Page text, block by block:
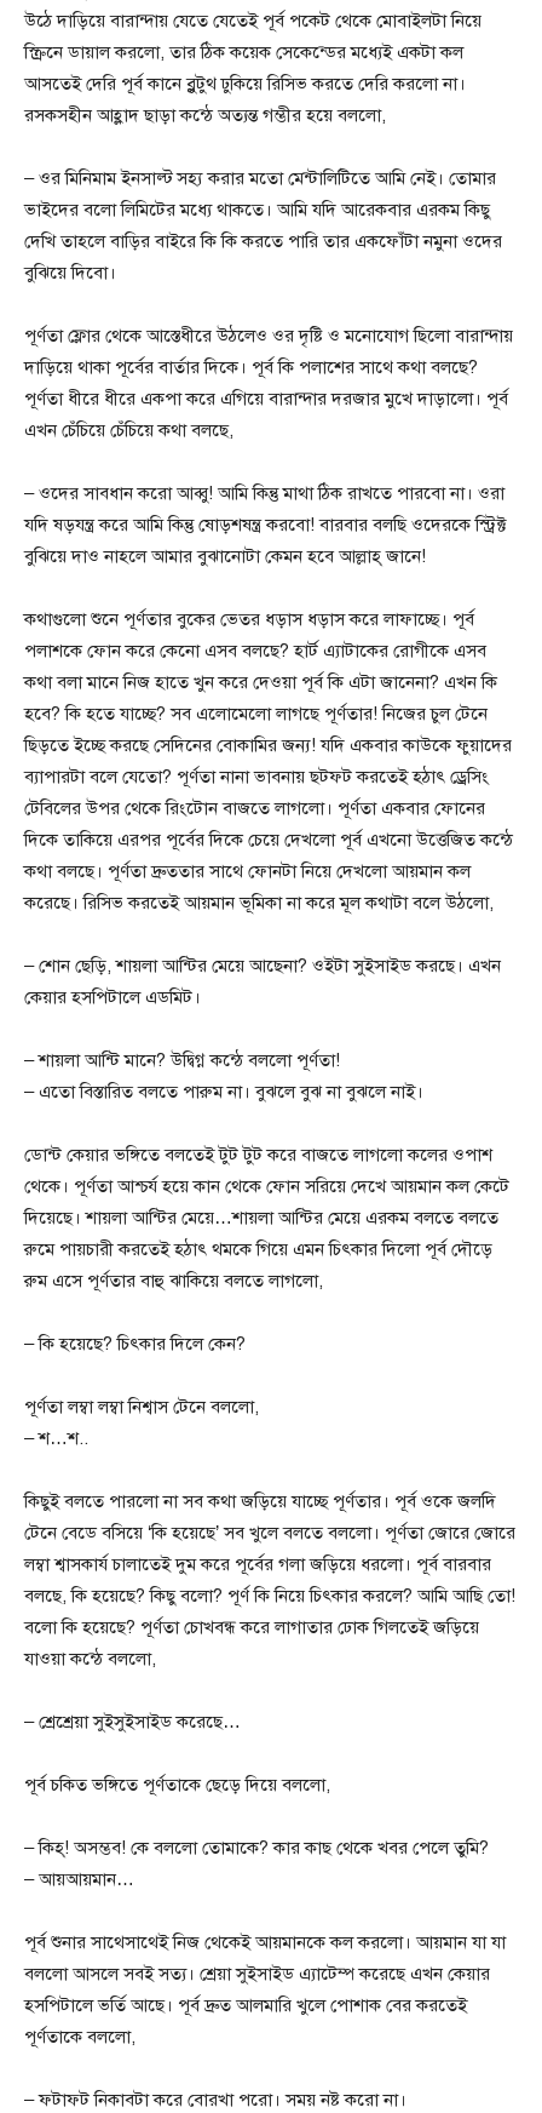
উঠে দাড়িয়ে বারান্দায় যেতে যেতেই পূর্ব পকেট থেকে মোবাইলটা নিয়ে
স্ক্রিনে ডায়াল করলো, তার ঠিক কয়েক সেকেন্ডের মধ্যেই একটা কল
আসতেই দেরি পূর্ব কানে ব্লুটুথ ঢুকিয়ে রিসিভ করতে দেরি করলো না।
রসকসহীন আহ্লাদ ছাড়া কন্ঠে অত্যন্ত গম্ভীর হয়ে বললো,
– ওর মিনিমাম ইনসাল্ট সহ্য করার মতো মেন্টালিটিতে আমি নেই। তোমার
ভাইদের বলো লিমিটের মধ্যে থাকতে। আমি যদি আরেকবার এরকম কিছু
দেখি তাহলে বাড়ির বাইরে কি কি করতে পারি তার একফোঁটা নমুনা ওদের
বুঝিয়ে দিবো।
পূর্ণতা ফ্লোর থেকে আস্তেধীরে উঠলেও ওর দৃষ্টি ও মনোযোগ ছিলো বারান্দায়
দাড়িয়ে থাকা পূর্বের বার্তার দিকে। পূর্ব কি পলাশের সাথে কথা বলছে?
পূর্ণতা ধীরে ধীরে একপা করে এগিয়ে বারান্দার দরজার মুখে দাড়ালো। পূর্ব
এখন চেঁচিয়ে চেঁচিয়ে কথা বলছে,
– ওদের সাবধান করো আব্বু! আমি কিন্তু মাথা ঠিক রাখতে পারবো না। ওরা
যদি ষড়যন্ত্র করে আমি কিন্তু ষোড়শষন্ত্র করবো! বারবার বলছি ওদেরকে স্ট্রিক্ট
বুঝিয়ে দাও নাহলে আমার বুঝানোটা কেমন হবে আল্লাহ্ জানে!
কথাগুলো শুনে পূর্ণতার বুকের ভেতর ধড়াস ধড়াস করে লাফাচ্ছে। পূর্ব
পলাশকে ফোন করে কেনো এসব বলছে? হার্ট এ্যাটাকের রোগীকে এসব
কথা বলা মানে নিজ হাতে খুন করে দেওয়া পূর্ব কি এটা জানেনা? এখন কি
হবে? কি হতে যাচ্ছে? সব এলোমেলো লাগছে পূর্ণতার! নিজের চুল টেনে
ছিড়তে ইচ্ছে করছে সেদিনের বোকামির জন্য! যদি একবার কাউকে ফুয়াদের
ব্যাপারটা বলে যেতো? পূর্ণতা নানা ভাবনায় ছটফট করতেই হঠাৎ ড্রেসিং
টেবিলের উপর থেকে রিংটোন বাজতে লাগলো। পূর্ণতা একবার ফোনের
দিকে তাকিয়ে এরপর পূর্বের দিকে চেয়ে দেখলো পূর্ব এখনো উত্তেজিত কন্ঠে
কথা বলছে। পূর্ণতা দ্রুততার সাথে ফোনটা নিয়ে দেখলো আয়মান কল
করেছে। রিসিভ করতেই আয়মান ভূমিকা না করে মূল কথাটা বলে উঠলো,
– শোন ছেড়ি, শায়লা আন্টির মেয়ে আছেনা? ওইটা সুইসাইড করছে। এখন
কেয়ার হসপিটালে এডমিট।
– শায়লা আন্টি মানে? উদ্বিগ্ন কন্ঠে বললো পূর্ণতা!
– এতো বিস্তারিত বলতে পারুম না। বুঝলে বুঝ না বুঝলে নাই।
ডোন্ট কেয়ার ভঙ্গিতে বলতেই টুট টুট করে বাজতে লাগলো কলের ওপাশ
থেকে। পূর্ণতা আশ্চর্য হয়ে কান থেকে ফোন সরিয়ে দেখে আয়মান কল কেটে
দিয়েছে। শায়লা আন্টির মেয়ে…শায়লা আন্টির মেয়ে এরকম বলতে বলতে
রুমে পায়চারী করতেই হঠাৎ থমকে গিয়ে এমন চিৎকার দিলো পূর্ব দৌড়ে
রুম এসে পূর্ণতার বাহু ঝাকিয়ে বলতে লাগলো,
– কি হয়েছে? চিৎকার দিলে কেন?
পূর্ণতা লম্বা লম্বা নিশ্বাস টেনে বললো,
– শ…শ..
কিছুই বলতে পারলো না সব কথা জড়িয়ে যাচ্ছে পূর্ণতার। পূর্ব ওকে জলদি
টেনে বেডে বসিয়ে ‘কি হয়েছে’ সব খুলে বলতে বললো। পূর্ণতা জোরে জোরে
লম্বা শ্বাসকার্য চালাতেই দুম করে পূর্বের গলা জড়িয়ে ধরলো। পূর্ব বারবার
বলছে, কি হয়েছে? কিছু বলো? পূর্ণ কি নিয়ে চিৎকার করলে? আমি আছি তো!
বলো কি হয়েছে? পূর্ণতা চোখবন্ধ করে লাগাতার ঢোক গিলতেই জড়িয়ে
যাওয়া কন্ঠে বললো,
– শ্রেশ্রেয়া সুইসুইসাইড করেছে…
পূর্ব চকিত ভঙ্গিতে পূর্ণতাকে ছেড়ে দিয়ে বললো,
– কিহ্! অসম্ভব! কে বললো তোমাকে? কার কাছ থেকে খবর পেলে তুমি?
– আয়আয়মান…
পূর্ব শুনার সাথেসাথেই নিজ থেকেই আয়মানকে কল করলো। আয়মান যা যা
বললো আসলে সবই সত্য। শ্রেয়া সুইসাইড এ্যাটেম্প করেছে এখন কেয়ার
হসপিটালে ভর্তি আছে। পূর্ব দ্রুত আলমারি খুলে পোশাক বের করতেই
পূর্ণতাকে বললো,
– ফটাফট নিকাবটা করে বোরখা পরো। সময় নষ্ট করো না।